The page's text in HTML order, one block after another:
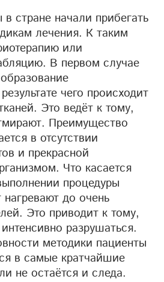
стране начали прибегать
лечения. К таким
или
В первом случае
чего происходит
Это ведёт к тому,
Преимущество
в отсутствии
и прекрасной
Что касается
процедуры
до очень
Это приводит к тому,
разрушаться.
методики пациенты
в самые кратчайшие
не остаётся и следа.